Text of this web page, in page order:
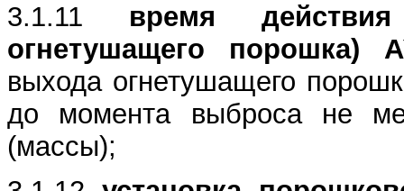
3.1.11 время действия
огнетушащего порошка)
выхода огнетушащего
до момента выброса не
(массы);